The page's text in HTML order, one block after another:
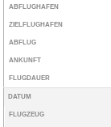
ABFLUGHAFEN
ZIELFLUGHAFEN
ABFLUG
ANKUNFT
FLUGDAUER
DATUM
FLUGZEUG